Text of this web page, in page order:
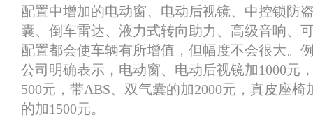
配置中增加的电动窗、电动后视镜、中控锁防
囊、倒车雷达、液力式转向助力、高级音响、
配置都会使车辆有所增值，但幅度不会很大。
公司明确表示，电动窗、电动后视镜加1000元
500元，带ABS、双气囊的加2000元，真皮座椅
的加1500元。